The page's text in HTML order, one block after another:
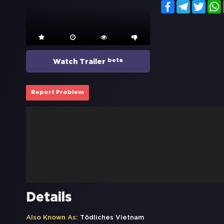
Watch Trailer beta
FacebookTelegram
Report Problem
Details
Also Known As: Tödliches Vietnam